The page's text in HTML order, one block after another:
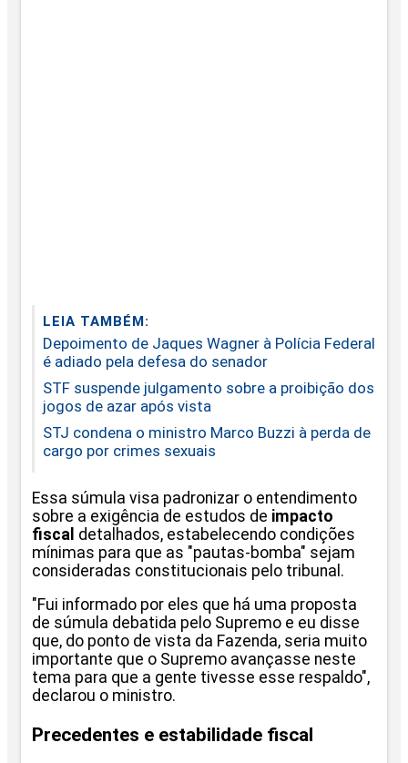
LEIA TAMBÉM:
Depoimento de Jaques Wagner à Polícia Federal
é adiado pela defesa do senador
STF suspende julgamento sobre a proibição dos
jogos de azar após vista
STJ condena o ministro Marco Buzzi à perda de
cargo por crimes sexuais
Essa súmula visa padronizar o entendimento
sobre a exigência de estudos de impacto
fiscal detalhados, estabelecendo condições
mínimas para que as "pautas-bomba" sejam
consideradas constitucionais pelo tribunal.
"Fui informado por eles que há uma proposta
de súmula debatida pelo Supremo e eu disse
que, do ponto de vista da Fazenda, seria muito
importante que o Supremo avançasse neste
tema para que a gente tivesse esse respaldo",
declarou o ministro.
Precedentes e estabilidade fiscal